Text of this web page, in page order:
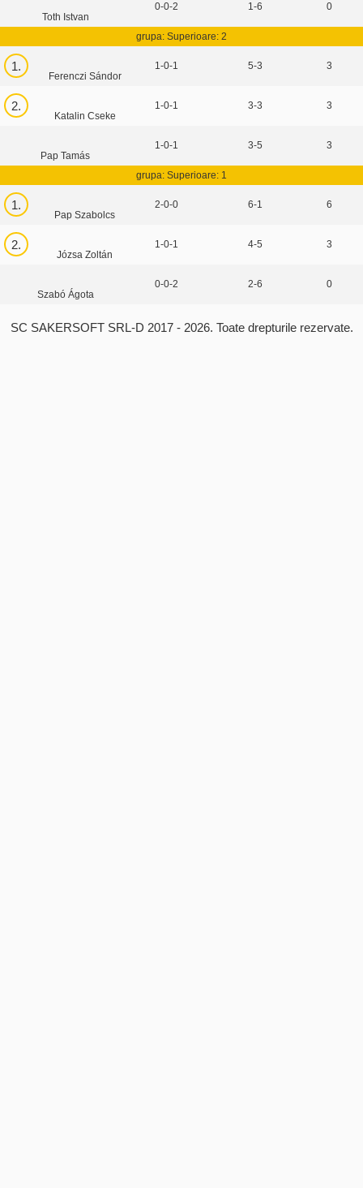
Toth Istvan
0-0-2 1-6 0
grupa: Superioare: 2
1.
Ferenczi Sándor
1-0-1 5-3 3
2.
Katalin Cseke
1-0-1 3-3 3
Pap Tamás
1-0-1 3-5 3
grupa: Superioare: 1
1.
Pap Szabolcs
2-0-0 6-1 6
2.
Józsa Zoltán
1-0-1 4-5 3
Szabó Ágota
0-0-2 2-6 0
SC SAKERSOFT SRL-D 2017 - 2026. Toate drepturile rezervate.